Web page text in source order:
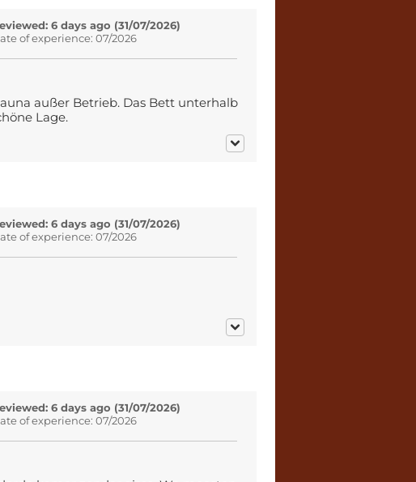
6 days ago (31/07/2026)
of experience: 07/2026
außer Betrieb. Das Bett unterhalb
Lage.
6 days ago (31/07/2026)
of experience: 07/2026
6 days ago (31/07/2026)
of experience: 07/2026